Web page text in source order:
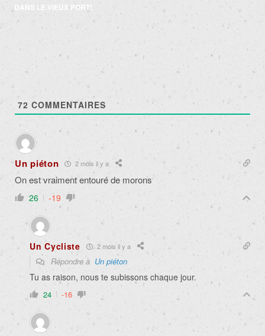
articles
DANS LE VIEUX PORT!
72 COMMENTAIRES
Un piéton 2 mois il y a
On est vraiment entouré de morons
26 -19
Un Cycliste 2 mois il y a
Répondre à Un piéton
Tu as raison, nous te subissons chaque jour.
24 -16